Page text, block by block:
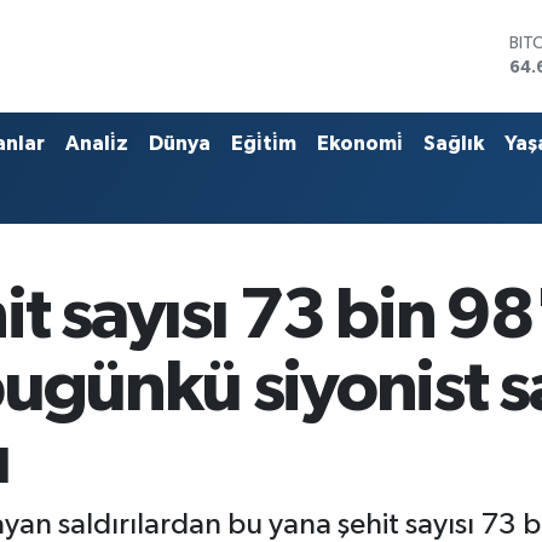
Anali̇z Dünya Eği̇ti̇m Ekonomi̇ Sağlık
sayısı 73 bin
siyonist
saldırılardan bu yana şehit sayısı 73